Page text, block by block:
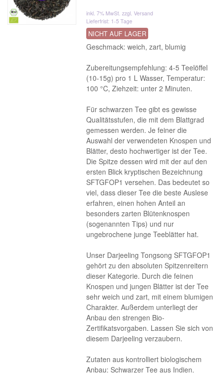
inkl. 7% MwSt.zzgl. Versand
Lieferfrist: 1-5 Tage
NICHT AUF LAGER
Geschmack: weich, zart, blumig
Zubereitungsempfehlung: 4-5 Teelöffel
(10-15g) pro 1 L Wasser, Temperatur:
100 °C, Ziehzeit: unter 2 Minuten.
Für schwarzen Tee gibt es gewisse
Qualitätsstufen, die mit dem Blattgrad
gemessen werden. Je feiner die
Auswahl der verwendeten Knospen und
Blätter, desto hochwertiger ist der Tee.
Die Spitze dessen wird mit der auf den
ersten Blick kryptischen Bezeichnung
SFTGFOP1 versehen. Das bedeutet so
viel, dass dieser Tee die beste Auslese
erfahren, einen hohen Anteil an
besonders zarten Blütenknospen
(sogenannten Tips) und nur
ungebrochene junge Teeblätter hat.
Unser Darjeeling Tongsong SFTGFOP1
gehört zu den absoluten Spitzenreitern
dieser Kategorie. Durch die feinen
Knospen und jungen Blätter ist der Tee
sehr weich und zart, mit einem blumigen
Charakter. Außerdem unterliegt der
Anbau den strengen Bio-
Zertifikatsvorgaben. Lassen Sie sich von
diesem Darjeeling verzaubern.
Zutaten aus kontrolliert biologischem
Anbau: Schwarzer Tee aus Indien.